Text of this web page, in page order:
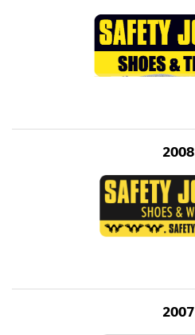
2008
2007